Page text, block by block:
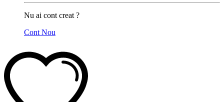
Nu ai cont creat ?
Cont Nou